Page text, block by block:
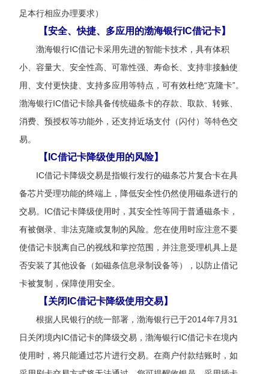
足本行相应办理要求）
【安全、快捷、多应用的渤海银行IC借记卡】
渤海银行IC借记卡采用先进的智能卡技术，具有体积
小、容量大、安全性高、可靠性强、寿命长、支持非接触使
用、支付更快捷、支持多应用等特点，可有效杜绝“克隆卡”。
渤海银行IC借记卡除具备传统磁条卡的存款、取款、 转账、
消费、预授权等功能外，还支持近场支付（闪付）等特色交
易。
【IC借记卡降级使用的风险】
IC借记卡降级交易是指银行发行的磁条芯片复合卡在具
备芯片受理功能的终端上，降低安全性仍然使用磁条进行的
交易。 IC借记卡降级使用时，其安全性等同于普通磁条卡，
有被侧录、非法克隆或复制的风险。 您在使用时应注意不要
使借记卡脱离自己的视线和掌控范围，并注意受理机具上是
否安装了其他设备（如磁条信息录制设备等），以防止借记
卡被复制，保障使用安全。
【关闭IC借记卡降级使用交易】
根据人民银行的统一部署， 渤海银行已于2014年7月31
日关闭境内IC借记卡的降级交易， 渤海银行IC借记卡在境内
使用时，将只能通过芯片进行交易。在商户付款结账时，如